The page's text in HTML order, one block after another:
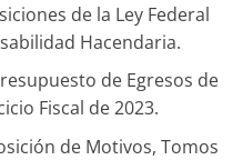
de la Ley Federal
Hacendaria.
de Egresos de
Fiscal de 2023.
de Motivos, Tomos